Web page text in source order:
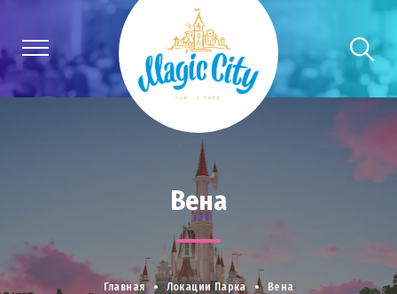
Вена
Главная Локации Парка Вена